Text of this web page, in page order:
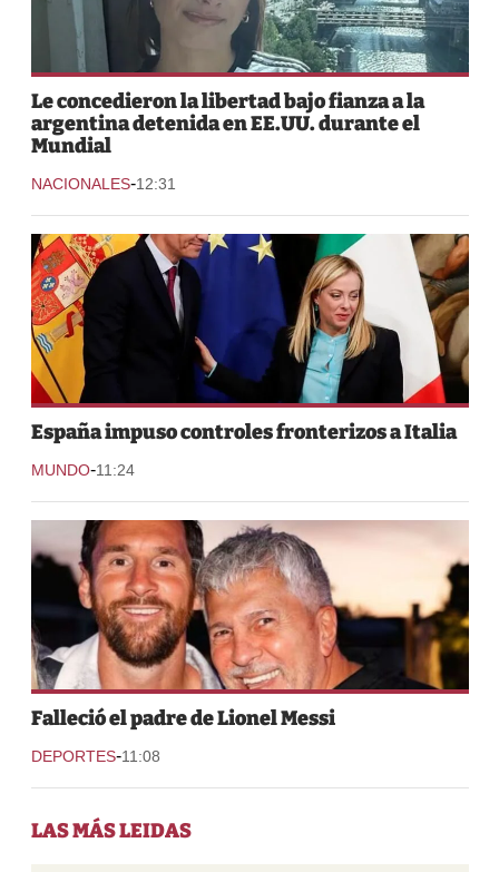
Le concedieron la libertad bajo fianza a la
argentina detenida en EE.UU. durante el
Mundial
NACIONALES-12:31
España impuso controles fronterizos a Italia
MUNDO-11:24
Falleció el padre de Lionel Messi
DEPORTES-11:08
LAS MÁS LEIDAS